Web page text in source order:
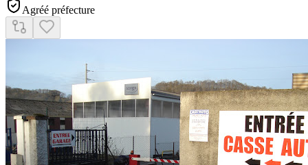
Agréé préfecture